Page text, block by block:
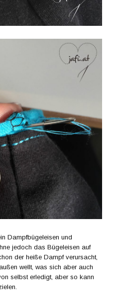
Dampfbügeleisen und
jedoch das Bügeleisen auf
der heiße Dampf verursacht,
wellt, was sich aber auch
selbst erledigt, aber so kann